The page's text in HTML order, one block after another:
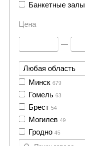
Банкетные залы
Цена
—
Любая область
Минск 679
Гомель 63
Брест 54
Могилев 49
Гродно 45